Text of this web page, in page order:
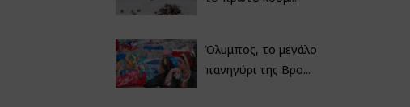
Όλυμπος, το μεγάλο
πανηγύρι της Βρο...